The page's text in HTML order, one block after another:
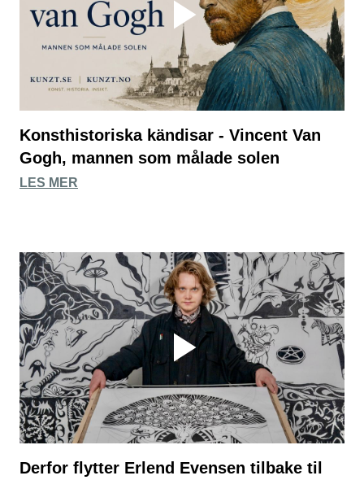
Konsthistoriska kändisar - Vincent Van
Gogh, mannen som målade solen
LES MER
Derfor flytter Erlend Evensen tilbake til